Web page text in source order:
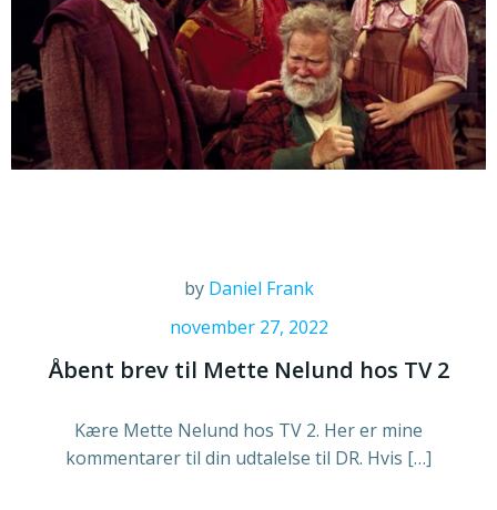
by Daniel Frank
november 27, 2022
Åbent brev til Mette Nelund hos TV 2
Kære Mette Nelund hos TV 2. Her er mine
kommentarer til din udtalelse til DR. Hvis […]